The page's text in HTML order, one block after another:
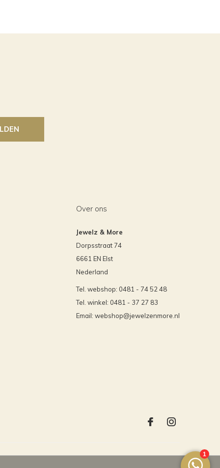
Over ons
Jewelz & More
Dorpsstraat 74
6661 EN Elst
Nederland
Tel. webshop: 0481 - 74 52 48
Tel. winkel: 0481 - 37 27 83
Email: webshop@jewelzenmore.nl